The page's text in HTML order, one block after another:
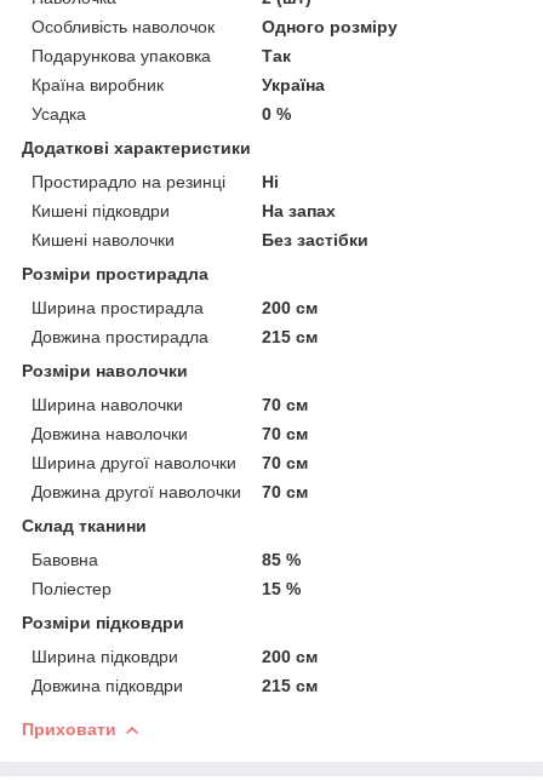
Особливість наволочок
Одного розміру
Подарункова упаковка
Так
Країна виробник
Україна
Усадка
0 %
Додаткові характеристики
Простирадло на резинці
Ні
Кишені підковдри
На запах
Кишені наволочки
Без застібки
Розміри простирадла
Ширина простирадла
200 см
Довжина простирадла
215 см
Розміри наволочки
Ширина наволочки
70 см
Довжина наволочки
70 см
Ширина другої наволочки
70 см
Довжина другої наволочки
70 см
Склад тканини
Бавовна
85 %
Поліестер
15 %
Розміри підковдри
Ширина підковдри
200 см
Довжина підковдри
215 см
Приховати